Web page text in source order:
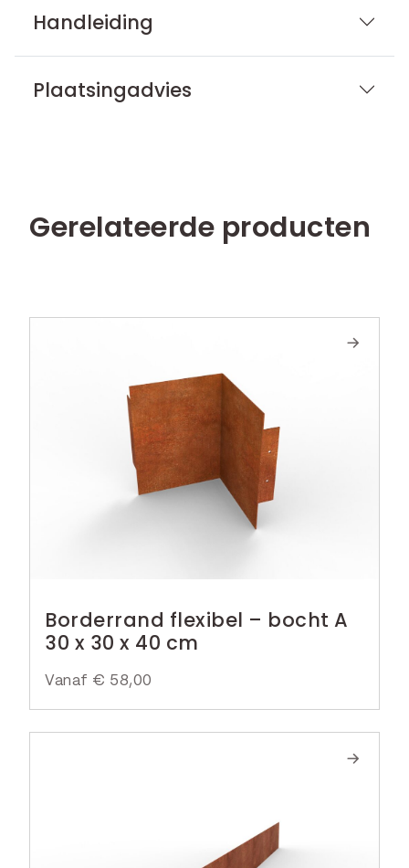
Handleiding
Plaatsingadvies
Gerelateerde producten
Borderrand flexibel – bocht A
30 x 30 x 40 cm
Vanaf € 58,00